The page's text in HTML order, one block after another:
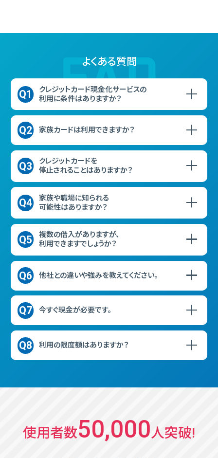
よくある質問
Q1
クレジットカード現金化サービスの
利用に条件はありますか？
Q2 家族カードは利用できますか？
Q3
クレジットカードを
停止されることはありますか？
Q4
家族や職場に知られる
可能性はありますか？
Q5
複数の借入がありますが、
利用できますでしょうか？
Q6 他社との違いや強みを教えてください。
Q7 今すぐ現金が必要です。
Q8 利用の限度額はありますか？
使⽤者数50,000⼈突破!